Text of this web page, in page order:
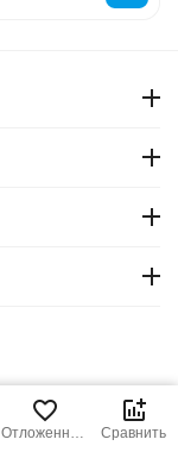
Отложенные
Сравнить